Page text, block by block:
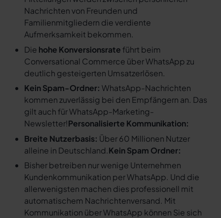
Nachrichten von Freunden und
Familienmitgliedern die verdiente
Aufmerksamkeit bekommen.
Die hohe Konversionsrate führt beim
Conversational Commerce über WhatsApp zu
deutlich gesteigerten Umsatzerlösen.
Kein Spam-Ordner: WhatsApp-Nachrichten
kommen zuverlässig bei den Empfängern an. Das
gilt auch für WhatsApp-Marketing-
Newsletter!Personalisierte Kommunikation:
Breite Nutzerbasis: Über 60 Millionen Nutzer
alleine in Deutschland.Kein Spam Ordner:
Bisher betreiben nur wenige Unternehmen
Kundenkommunikation per WhatsApp. Und die
allerwenigsten machen dies professionell mit
automatischem Nachrichtenversand. Mit
Kommunikation über WhatsApp können Sie sich